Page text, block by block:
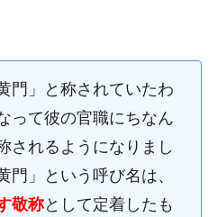
門」と称されていたわ
って彼の官職にちなん
されるようになりまし
門」という呼び名は、
敬称として定着したも